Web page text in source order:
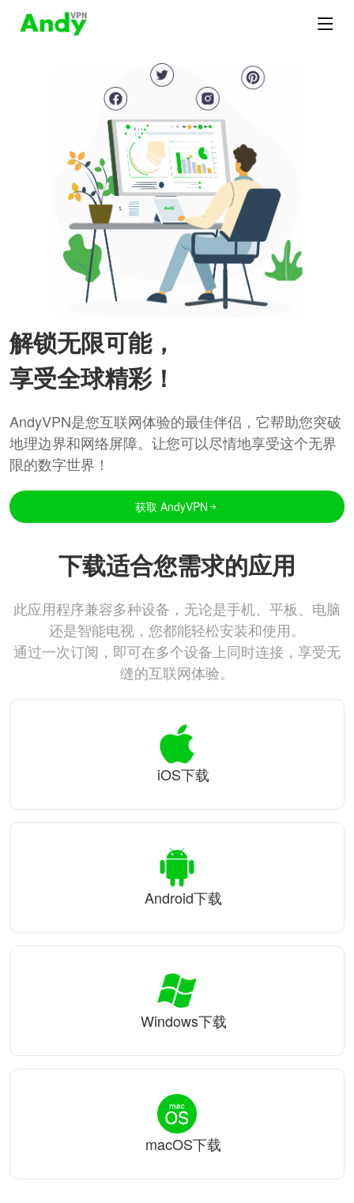
解锁无限可能，
享受全球精彩！
AndyVPN是您互联网体验的最佳伴侣，它帮助您突破
地理边界和网络屏障。让您可以尽情地享受这个无界
限的数字世界！
获取 AndyVPN
下载适合您需求的应用
此应用程序兼容多种设备，无论是手机、平板、电脑
还是智能电视，您都能轻松安装和使用。
通过一次订阅，即可在多个设备上同时连接，享受无
缝的互联网体验。
iOS下载
Android下载
Windows下载
macOS下载